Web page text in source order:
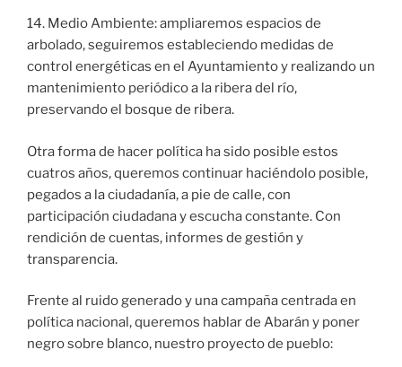
14. Medio Ambiente: ampliaremos espacios de
arbolado, seguiremos estableciendo medidas de
control energéticas en el Ayuntamiento y realizando un
mantenimiento periódico a la ribera del río,
preservando el bosque de ribera.
Otra forma de hacer política ha sido posible estos
cuatros años, queremos continuar haciéndolo posible,
pegados a la ciudadanía, a pie de calle, con
participación ciudadana y escucha constante. Con
rendición de cuentas, informes de gestión y
transparencia.
Frente al ruido generado y una campaña centrada en
política nacional, queremos hablar de Abarán y poner
negro sobre blanco, nuestro proyecto de pueblo: